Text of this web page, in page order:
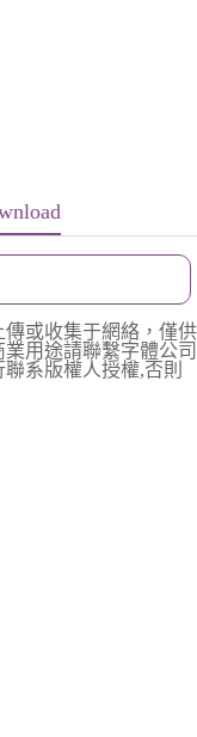
或收集于網絡，僅供
用途請聯繫字體公司
系版權人授權,否則